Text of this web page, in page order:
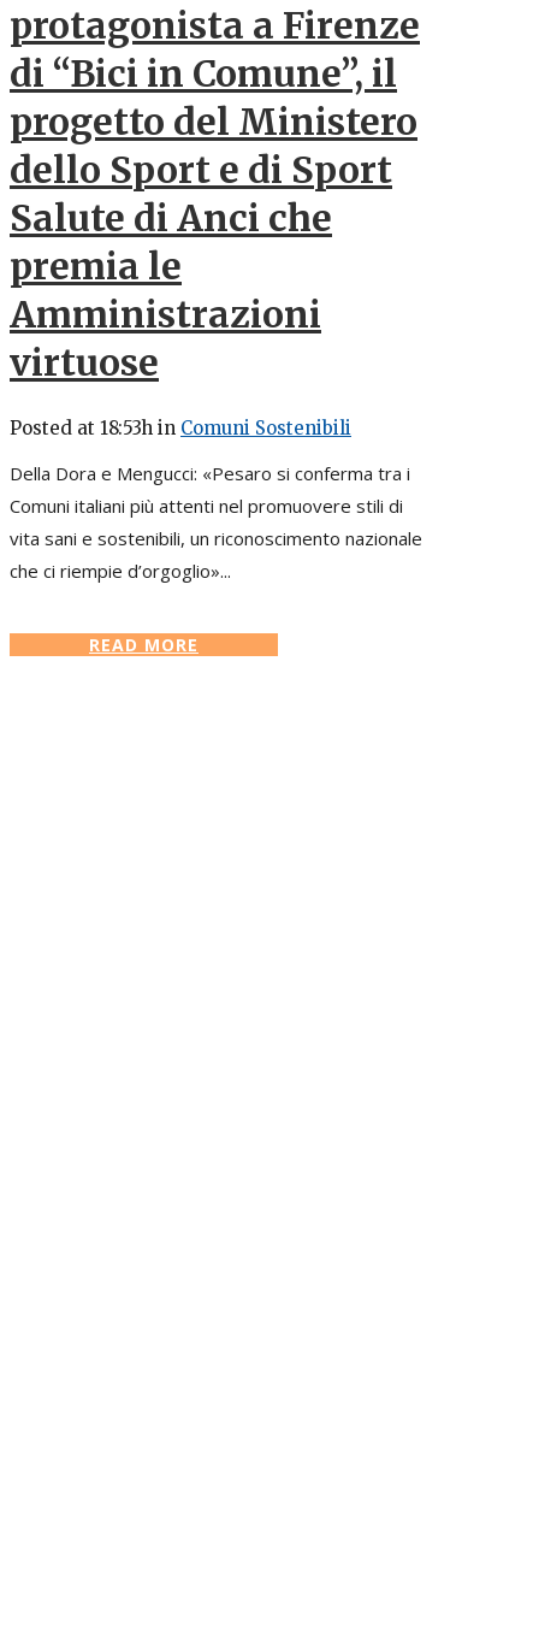
protagonista a Firenze
di “Bici in Comune”, il
progetto del Ministero
dello Sport e di Sport
Salute di Anci che
premia le
Amministrazioni
virtuose
Posted at 18:53h in Comuni Sostenibili
Della Dora e Mengucci: «Pesaro si conferma tra i
Comuni italiani più attenti nel promuovere stili di
vita sani e sostenibili, un riconoscimento nazionale
che ci riempie d’orgoglio»...
READ MORE